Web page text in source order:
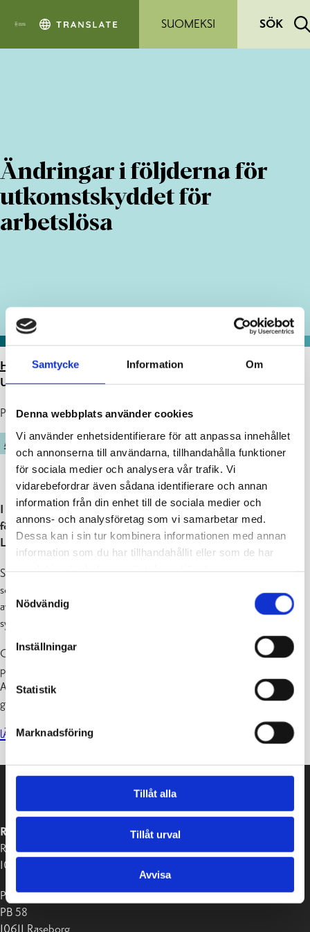
Samtycke Information Om
Denna webbplats använder cookies
Vi använder enhetsidentifierare för att anpassa innehållet
och annonserna till användarna, tillhandahålla funktioner
för sociala medier och analysera vår trafik. Vi
vidarebefordrar även sådana identifierare och annan
information från din enhet till de sociala medier och
annons- och analysföretag som vi samarbetar med.
Dessa kan i sin tur kombinera informationen med annan
information som du har tillhandahållit eller som de har
Samtyckesval
Nödvändig
Inställningar
Statistik
Marknadsföring
Tillåt alla
Tillåt urval
Avvisa
SUOMEKSI
SÖK
Ändringar i följderna för
utkomstskyddet för
arbetslösa
HEM >ARTIKLAR
ÄNDRINGAR I FÖLJDERNA FÖR
UTKOMSTSKYDDET FÖR ARBETSLÖSA
Publicerad : 26.02.2026
ARBETSKRAFTSSERVICE
I fortsättningen blir förfarandet som gäller följderna av
försummelse av arbetssökandes skyldigheter enklare.
Lagändringen träder i kraft 1.3.
Som arbetssökande har du olika skyldigheter. Du måste delta i
serviceprocessen för arbetssökande och utföra de uppgifter som
avtalats i sysselsättningsplanen eller den plan som ersätter
sysselsättningsplanen.
Om du låter bli att fullgöra skyldigheterna utan giltig orsak kan det
påverka din rätt till utkomstskydd för arbetslösa.
Arbetskraftsmyndigheten berättar hur försummelse av åtgärder utan
giltig orsak kan påverka ditt utkomstskydd för arbetslösa.
lÄS MERA PÅ JOBBMARKNADEN
RASEBORGS STAD
Raseborgsvägen 37
10650 Ekenäs
Postadress:
PB 58
10611 Raseborg